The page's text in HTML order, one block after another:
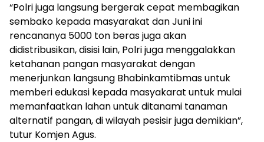
“Polri juga langsung bergerak cepat membagikan
sembako kepada masyarakat dan Juni ini
rencananya 5000 ton beras juga akan
didistribusikan, disisi lain, Polri juga menggalakkan
ketahanan pangan masyarakat dengan
menerjunkan langsung Bhabinkamtibmas untuk
memberi edukasi kepada masyakarat untuk mulai
memanfaatkan lahan untuk ditanami tanaman
alternatif pangan, di wilayah pesisir juga demikian”,
tutur Komjen Agus.